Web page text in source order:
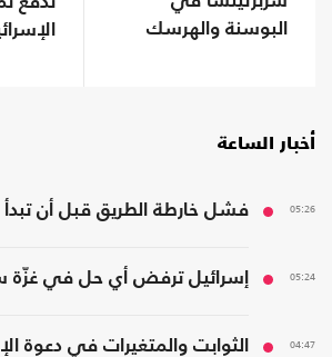
البوسنة والهرسك
أخبار الساعة
05:26 فشل خارطة الطريق قبل أن تبدأ
05:24 إسرائيل ترفض أي حل في غزّة
04:47 الثوابت والمتغيرات في دعوة